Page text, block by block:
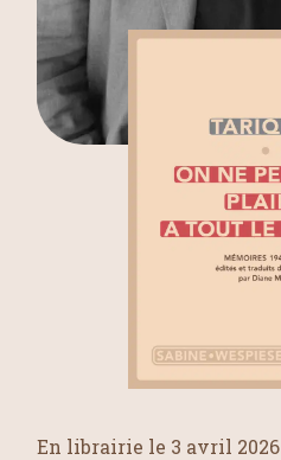
En librairie le 3 avril 2026